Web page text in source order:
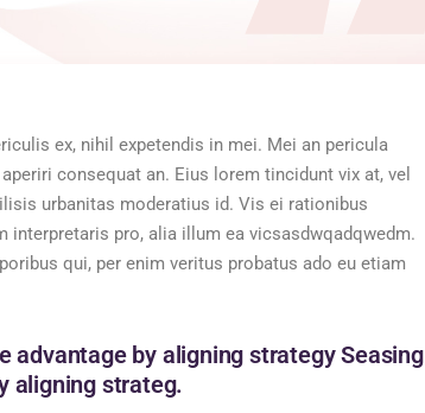
ex, nihil expetendis in mei. Mei an pericula
consequat an. Eius lorem tincidunt vix at, vel
urbanitas moderatius id. Vis ei rationibus
interpretaris pro, alia illum ea vicsasdwqadqwedm.
qui, per enim veritus probatus ado eu etiam
advantage by aligning strategy Seasing
aligning strateg.